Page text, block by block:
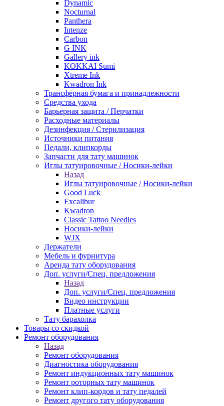
Dynamic
Nocturnal
Panthera
Intenze
Carbon
G INK
Gallery ink
KOKKAI Sumi
Xtreme Ink
Kwadron Ink
Трансферная бумага и принадлежности
Средства ухода
Барьерная защита / Перчатки
Расходные материалы
Дезинфекция / Стерилизация
Источники питания
Педали, клипкорды
Запчасти для тату машинок
Иглы татуировочные / Носики-лейки
Назад
Иглы татуировочные / Носики-лейки
Good Luck
Excalibur
Kwadron
Classic Tattoo Needles
Носики-лейки
WJX
Держатели
Мебель и фурнитура
Аренда тату оборудования
Доп. услуги/Спец. предложения
Назад
Доп. услуги/Спец. предложения
Видео инструкции
Платные услуги
Тату барахолка
Товары со скидкой
Ремонт оборудования
Назад
Ремонт оборудования
Диагностика оборудования
Ремонт индукционных тату машинок
Ремонт роторных тату машинок
Ремонт клип-кордов и тату педалей
Ремонт другого тату оборудования